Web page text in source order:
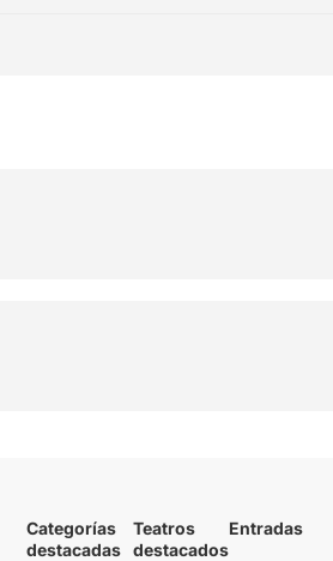
Categorías
destacadas
Teatros
destacados
Entradas